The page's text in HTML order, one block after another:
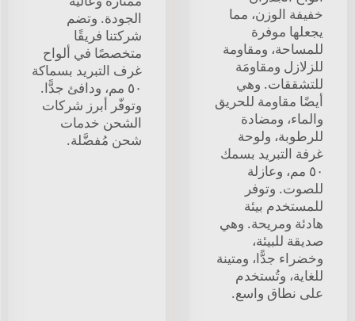
خفيفة الوزن، مما
يجعلها موفرة
للمساحة، ومقاومة
للزلازل ومقاومَة
للتشققات. وهي
أيضًا مقاومة للحريق
والماء، ومضادة
للرطوبة، ولوحة
غرفة التبريد بسمك
٥٠ مم، وعازلة
للصوت. وتوفر
للمستخدم بيئة
هادئة ومريحة. وهي
صديقة للبيئة،
وخضراء جدًّا، ومتينة
للغاية، وتُستخدم
على نطاق واسع.
الجودة. وتضم
شركتنا فريقًا
متخصصًا في ألواح
غرف التبريد بسماكة
٥٠ مم، ودافئ جدًّا.
وتوفّر أبرز شركات
الشحن خدمات
شحن مُفضَّلة.